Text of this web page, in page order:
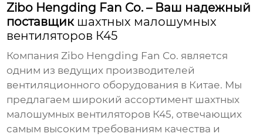
Zibo Hengding Fan Co. – Ваш надежный
поставщик шахтных малошумных
вентиляторов К45
КомпанияZibo Hengding Fan Co. является
одним из ведущих производителей
вентиляционного оборудования в Китае. Мы
предлагаем широкий ассортимент шахтных
малошумных вентиляторов К45, отвечающих
самым высоким требованиям качества и